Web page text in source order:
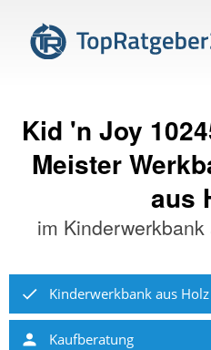
Kid 'n Joy
Meister
aus
im
Kinderwerkbank aus
Kaufberatung